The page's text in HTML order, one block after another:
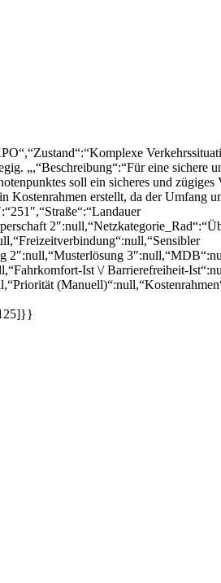
„,“Beschreibung“:“Für eine sichere
soll ein sicheres und
Kostenrahmen erstellt, da der Umfang
2″:null,“Musterlösung
Ist \/ Barrierefreiheit-